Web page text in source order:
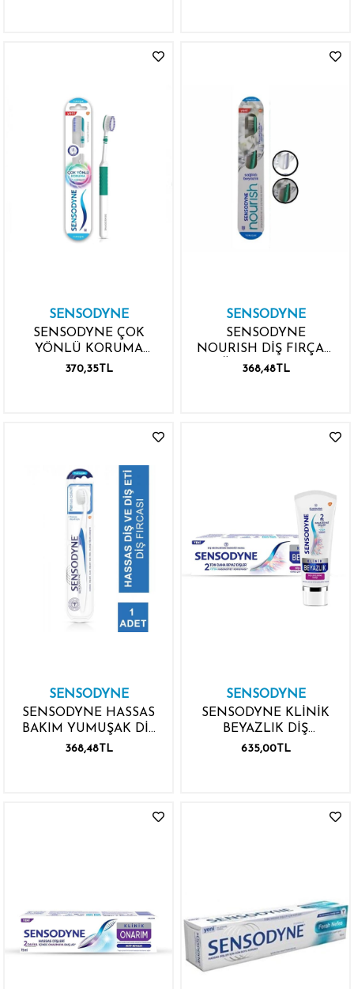
SENSODYNE
SENSODYNE ÇOK
YÖNLÜ KORUMA
SOFY DİŞ FIRÇASI
370,35TL
SENSODYNE
SENSODYNE
NOURISH DİŞ FIRÇASI
SAĞLIKLI BEYAZLIK
368,48TL
SENSODYNE
SENSODYNE HASSAS
BAKIM YUMUŞAK DİŞ
FIRÇASI
368,48TL
SENSODYNE
SENSODYNE KLİNİK
BEYAZLIK DİŞ
LEKELERİNE KARŞI
635,00TL